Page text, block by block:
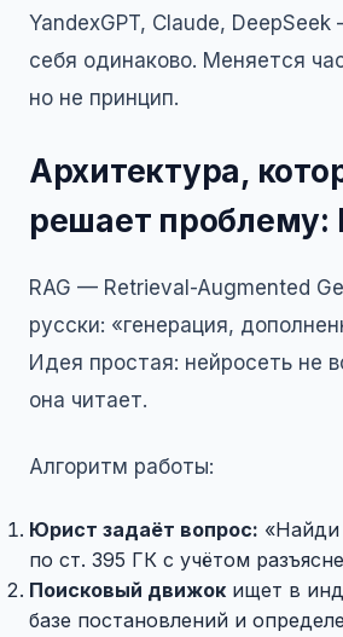
YandexGPT, Claude,
себя одинаково. Меняется
но не принцип.
Архитектура,
решает проблему:
RAG — Retrieval-Augmented
русски: «генерация,
Идея простая: нейросеть не
она читает.
Алгоритм работы:
Юрист задаёт вопрос: «Найди
по ст. 395 ГК с учётом
Поисковый движок ищет в
базе постановлений и